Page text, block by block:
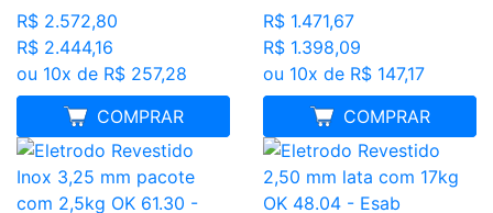
R$ 2.572,80
R$ 2.444,16
ou 10x de R$ 257,28
COMPRAR
FRETE GRÁTIS
R$ 1.471,67
R$ 1.398,09
ou 10x de R$ 147,17
COMPRAR
FRETE GRÁTIS